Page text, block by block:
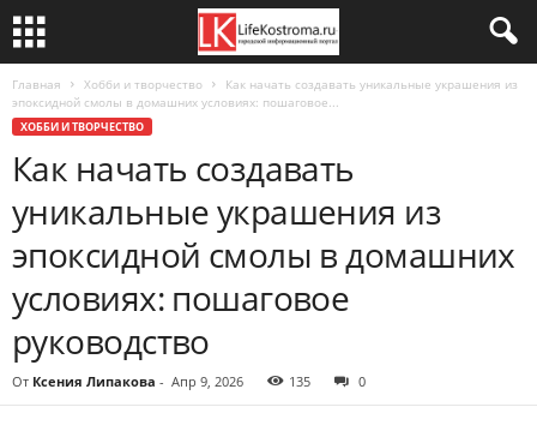
Главная Хобби и творчество
Как начать создавать уникальные украшения из
эпоксидной смолы в домашних условиях: пошаговое...
ХОББИ И ТВОРЧЕСТВО
Как начать создавать
уникальные украшения из
эпоксидной смолы в домашних
условиях: пошаговое
руководство
От Ксения Липакова - Апр 9, 2026 135 0